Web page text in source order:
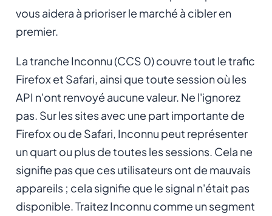
vous aidera à prioriser le marché à cibler en
premier.
La tranche Inconnu (CCS 0) couvre tout le trafic
Firefox et Safari, ainsi que toute session où les
API n'ont renvoyé aucune valeur. Ne l'ignorez
pas. Sur les sites avec une part importante de
Firefox ou de Safari, Inconnu peut représenter
un quart ou plus de toutes les sessions. Cela ne
signifie pas que ces utilisateurs ont de mauvais
appareils ; cela signifie que le signal n'était pas
disponible. Traitez Inconnu comme un segment